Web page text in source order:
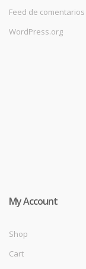
Feed de comentarios
WordPress.org
My Account
Shop
Cart